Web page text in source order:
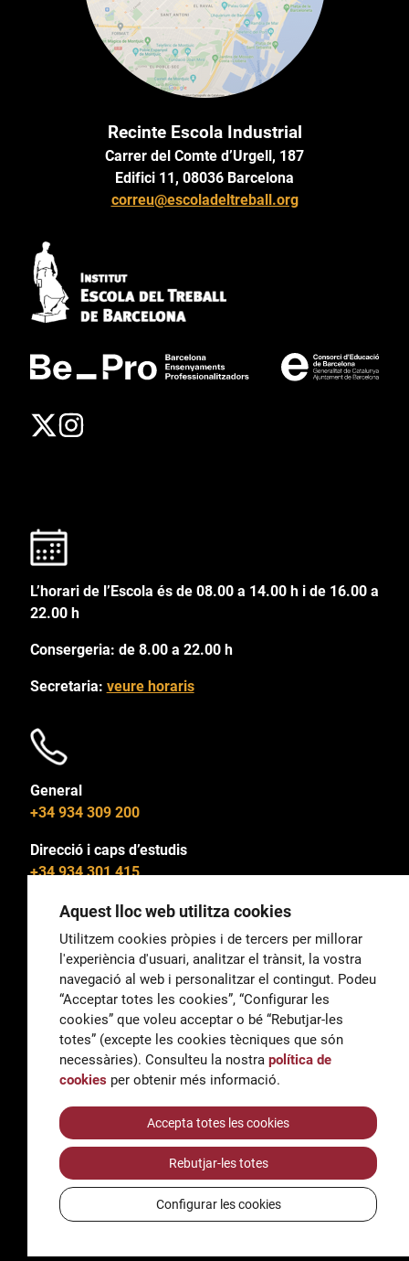
Recinte Escola Industrial
Carrer del Comte d’Urgell, 187
Edifici 11, 08036 Barcelona
correu@escoladeltreball.org
L’horari de l’Escola és de 08.00 a 14.00 h i de 16.00 a
22.00 h
Consergeria: de 8.00 a 22.00 h
Secretaria: veure horaris
General
+34 934 309 200
Direcció i caps d’estudis
+34 934 301 415
General
correu@escoladeltreball.org
Informació
informacio@escoladeltreball.org
AccessibilitatAvís legal i Política de Privacitat
Política de cookies
Crèdits
Aquest lloc web utilitza cookies
Utilitzem cookies pròpies i de tercers per millorar
l'experiència d'usuari, analitzar el trànsit, la vostra
navegació al web i personalitzar el contingut. Podeu
“Acceptar totes les cookies”, “Configurar les
cookies” que voleu acceptar o bé “Rebutjar-les
totes” (excepte les cookies tècniques que són
necessàries). Consulteu la nostra política de
cookies per obtenir més informació.
Accepta totes les cookies
Rebutjar-les totes
Configurar les cookies